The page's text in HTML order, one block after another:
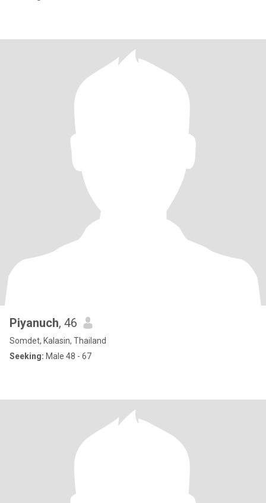
Piyanuch, 46
Somdet, Kalasin, Thailand
Seeking: Male 48 - 67